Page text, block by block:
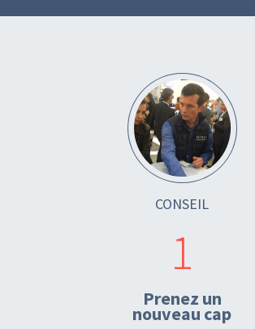
CONSEIL
1
Prenez un
nouveau cap